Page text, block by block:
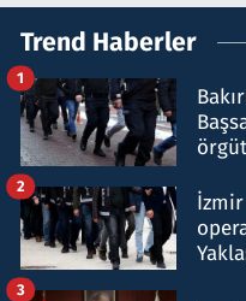
Trend Haberler
1
2
3